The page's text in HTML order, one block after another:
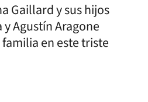
Gaillard y sus hijos
Agustín Aragone
en este triste